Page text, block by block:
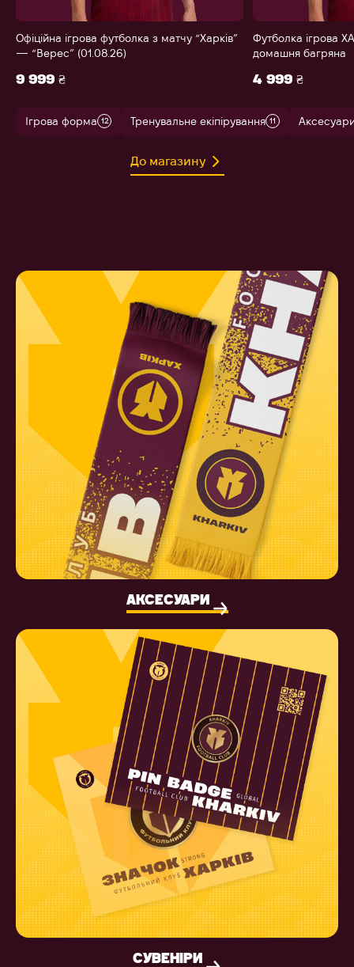
Офіційна ігрова футболка з матчу “Харків”
— “Верес” (01.08.26)
9 999 ₴
Футболка ігрова
домашня багряна
4 999 ₴
Ігрова форма 12 Тренувальне екіпірування 11
До магазину
АКСЕСУАРИ
СУВЕНІРИ